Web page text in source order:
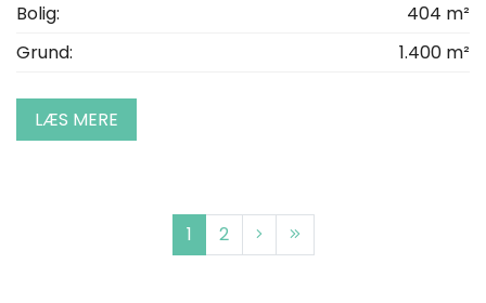
Bolig:
404 m²
Grund:
1.400 m²
LÆS MERE
1 2